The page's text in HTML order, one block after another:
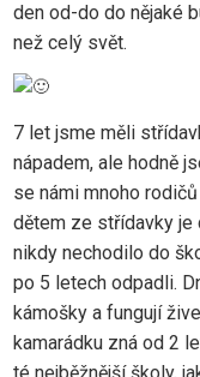
den od-do do nějaké
než celý svět.
7 let jsme měli
nápadem, ale hodně
se námi mnoho
dětem ze střídavky je
nikdy nechodilo do
po 5 letech odpadli.
kámošky a fungují
kamarádku zná od 2